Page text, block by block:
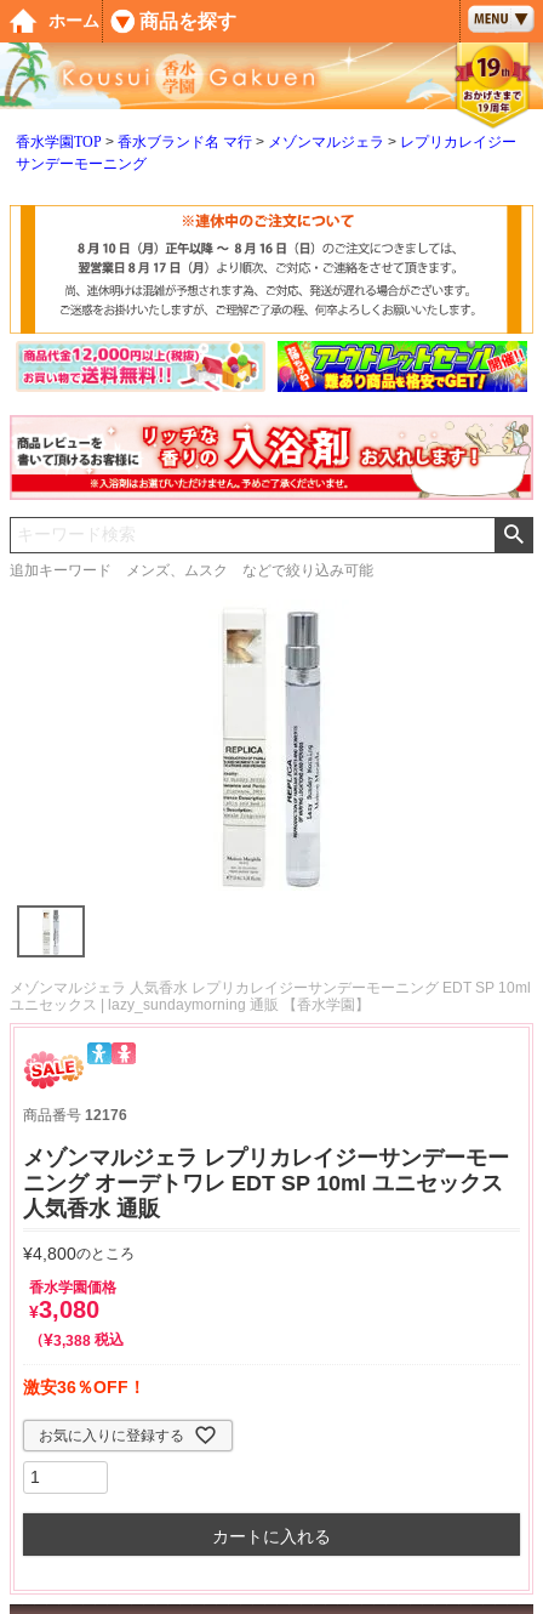
香水学園TOP 香水ブランド名 マ行 メゾンマルジェラ
レプリカレイジー
サンデーモーニング
追加キーワード メンズ、ムスク などで絞り込み可能
メゾンマルジェラ 人気香水 レプリカレイジーサンデーモーニング EDT SP 10ml
ユニセックス | lazy_sundaymorning 通販 【香水学園】
商品番号 12176
メゾンマルジェラ レプリカレイジーサンデーモー
ニング オーデトワレ EDT SP 10ml ユニセックス
人気香水 通販
¥4,800のところ
香水学園価格
¥3,080
¥3,388 税込
激安36％OFF！
お気に入りに登録する
カートに入れる
ペー
ジト
ップ
へ
ホーム 商品を探す